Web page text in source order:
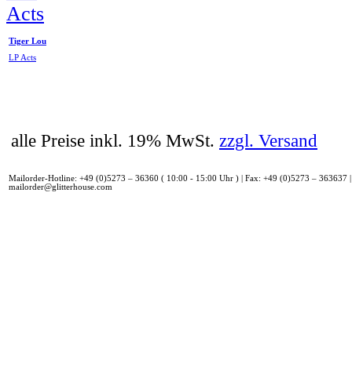
Tiger Lou
LP Acts
alle Preise inkl. 19% MwSt. zzgl. Versand
Mailorder-Hotline: +49 (0)5273 – 36360 ( 10:00 - 15:00 Uhr ) | Fax: +49 (0)5273 – 363637
mailorder@glitterhouse.com